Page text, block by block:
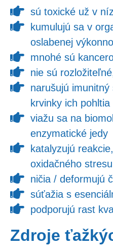
sú toxické už v
kumulujú sa v
oslabenej
mnohé sú
nie sú
narušujú
krvinky ich
viažu sa na
enzymatické jedy
katalyzujú
oxidačného stresu
ničia / deformujú
súťažia s
podporujú rast
Zdroje